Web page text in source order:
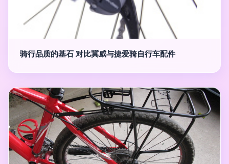
骑行品质的基石 对比冀威与捷爱骑自行车配件